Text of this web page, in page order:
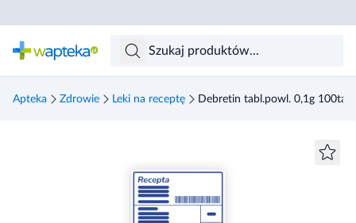
Apteka Zdrowie Leki na receptę Debretin tabl.powl. 0,1g